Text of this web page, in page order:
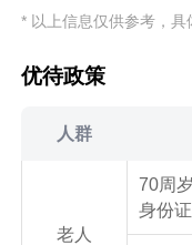
* 以上信息仅供参考，
优待政策
人群
老人
70周
身份证